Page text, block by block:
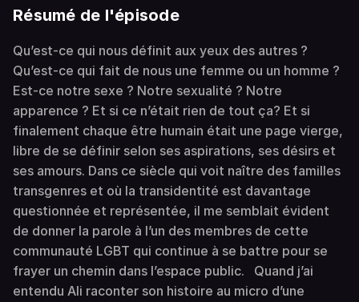
Résumé de l'épisode
Qu’est-ce qui nous définit aux yeux des autres ?
Qu’est-ce qui fait de nous une femme ou un homme ?
Est-ce notre sexe ? Notre sexualité ? Notre
apparence ? Et si ce n’était rien de tout ça? Et si
finalement chaque être humain était une page vierge,
libre de se définir selon ses aspirations, ses désirs et
ses amours. Dans ce siècle qui voit naître des familles
transgenres et où la transidentité est davantage
questionnée et représentée, il me semblait évident
de donner la parole à l’un des membres de cette
communauté LGBT qui continue à se battre pour se
frayer un chemin dans l’espace public. Quand j’ai
entendu Ali raconter son histoire au micro d’une